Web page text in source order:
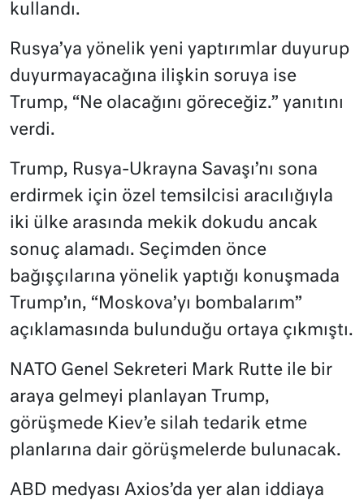
kullandı.
Rusya’ya yönelik yeni yaptırımlar duyurup
duyurmayacağına ilişkin soruya ise
Trump, “Ne olacağını göreceğiz.” yanıtını
verdi.
Trump, Rusya-Ukrayna Savaşı’nı sona
erdirmek için özel temsilcisi aracılığıyla
iki ülke arasında mekik dokudu ancak
sonuç alamadı. Seçimden önce
bağışçılarına yönelik yaptığı konuşmada
Trump’ın, “Moskova’yı bombalarım”
açıklamasında bulunduğu ortaya çıkmıştı.
NATO Genel Sekreteri Mark Rutte ile bir
araya gelmeyi planlayan Trump,
görüşmede Kiev’e silah tedarik etme
planlarına dair görüşmelerde bulunacak.
ABD medyası Axios’da yer alan iddiaya